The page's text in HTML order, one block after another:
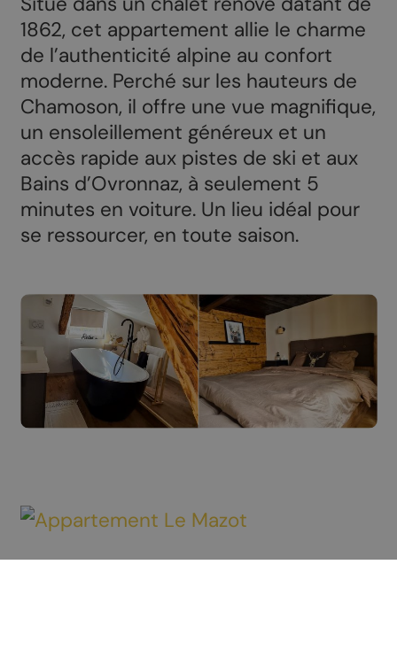
1862, cet appartement allie le charme
de l’authenticité alpine au confort
moderne. Perché sur les hauteurs de
Chamoson, il offre une vue magnifique,
un ensoleillement généreux et un
accès rapide aux pistes de ski et aux
Bains d’Ovronnaz, à seulement 5
minutes en voiture. Un lieu idéal pour
se ressourcer, en toute saison.